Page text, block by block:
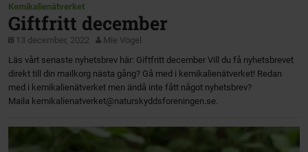
Kemikalienätverket
Giftfritt december
13 december, 2022
Mie Vogel
Läs vårt senaste nyhetsbrev här: Giftfritt december Vill du få nyhetsbrevet
direkt till din mailkorg nästa gång? Gå med i kemikalienätverket! Redan
med i kemikalienätverket men ändå inte fått något nyhetsbrev?
Maila kemikalienatverket@naturskyddsforeningen.se.